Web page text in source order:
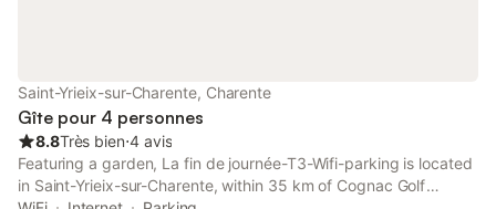
Saint-Yrieix-sur-Charente, Charente
Gîte pour 4 personnes
8.8Très bien⋅4 avis
Featuring a garden, La fin de journée-T3-Wifi-parking is located
in Saint-Yrieix-sur-Charente, within 35 km of Cognac Golf